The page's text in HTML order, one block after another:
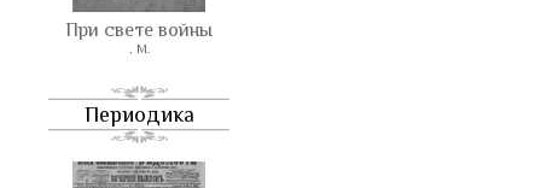
При свете войны
, М.
Периодика